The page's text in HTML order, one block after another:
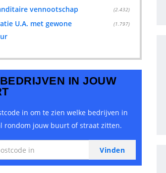
vennootschap (2.432)
U.A. met gewone
(1.797)
IN JOUW
in om te zien welke bedrijven in
rondom jouw buurt of straat zitten.